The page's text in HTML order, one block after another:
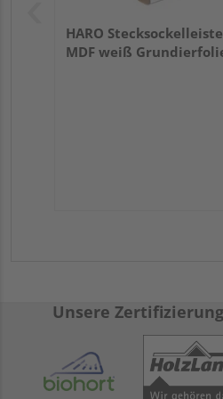
HARO
MDF weiß
Unsere